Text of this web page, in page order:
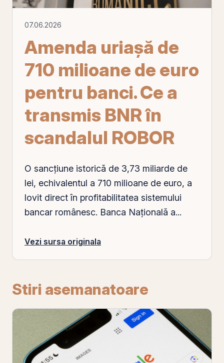
07.06.2026
Amenda uriașă de
710 milioane de euro
pentru banci. Ce a
transmis BNR în
scandalul ROBOR
O sancțiune istorică de 3,73 miliarde de
lei, echivalentul a 710 milioane de euro, a
lovit direct în profitabilitatea sistemului
bancar românesc. Banca Națională a...
Vezi sursa originala
Stiri asemanatoare